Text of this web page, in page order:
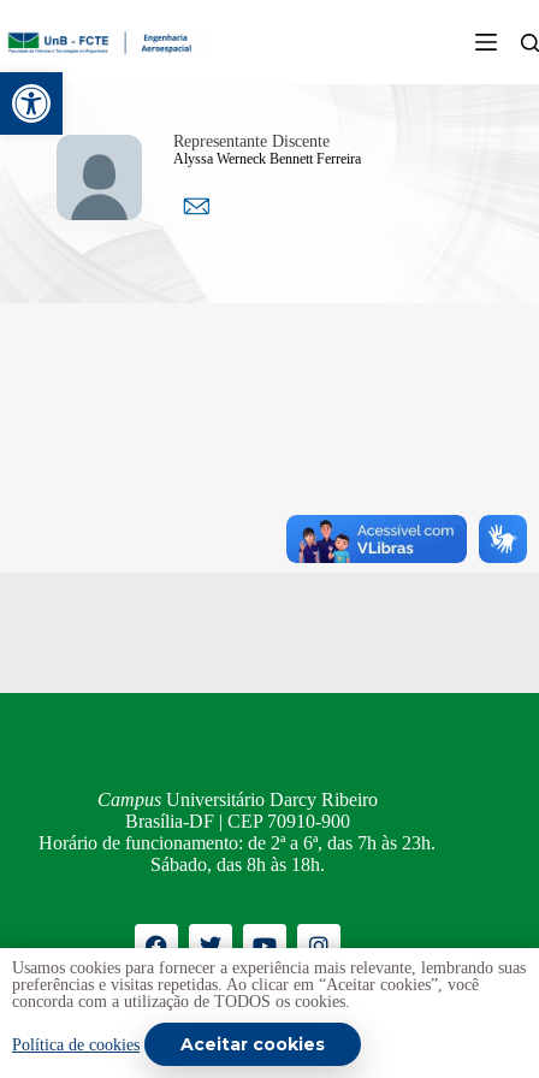
Abrir a barra de ferramentas
Representante Discente
Alyssa Werneck Bennett Ferreira
CampusUniversitário Darcy Ribeiro
Brasília-DF | CEP 70910-900
Horário de funcionamento: de 2ª a 6ª, das 7h às 23h.
Sábado, das 8h às 18h.
OuvidoriaUnB
Transparência e Prestação de Contas
Usamos cookies para fornecer a experiência mais relevante, lembrando suas
preferências e visitas repetidas. Ao clicar em “Aceitar cookies”, você
concorda com a utilização de TODOS os cookies.
Política de cookies Aceitar cookies